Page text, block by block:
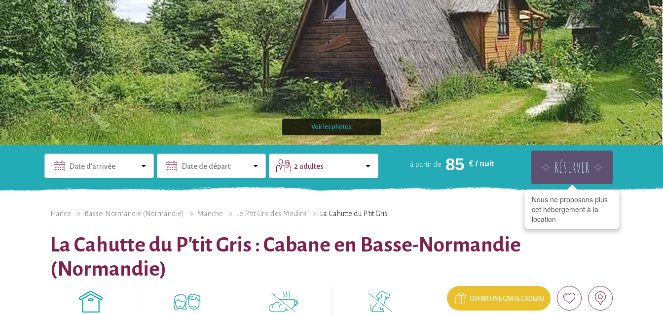
Voir les photos
à partir de 85 € / nuit
Date d'arrivée Date de départ 2 adultes RÉSERVER
Nous ne proposons plus
cet hébergement à la
location
AJOUTER À LA WISHLIST
France Basse-Normandie (Normandie) Manche Le P'tit Gris des Moulins La Cahutte du P'tit Gris PARTAGER
La Cahutte du P'tit Gris : Cabane en Basse-Normandie
(Normandie)
OFFRIR UNE CARTE CADEAU